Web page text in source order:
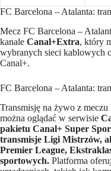
FC Barcelona – Atalanta:
Mecz FC Barcelona –
kanale Canal+Extra, który
wybranych sieci kablowych
Canal+.
FC Barcelona – Atalanta:
Transmisję na żywo z
można oglądać w serwisie
pakietu Canal+ Super
transmisje Ligi Mistrzów,
Premier League,
sportowych. Platforma